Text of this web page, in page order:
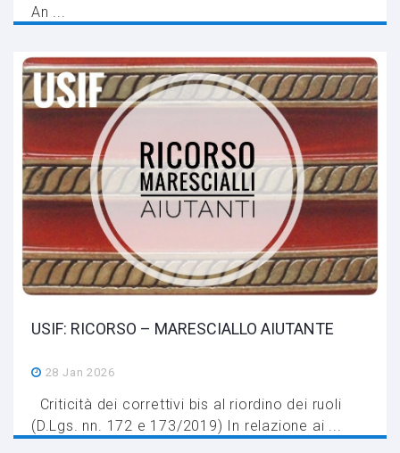
An ...
USIF: RICORSO – MARESCIALLO AIUTANTE
28 Jan 2026
Criticità dei correttivi bis al riordino dei ruoli
(D.Lgs. nn. 172 e 173/2019) In relazione ai ...